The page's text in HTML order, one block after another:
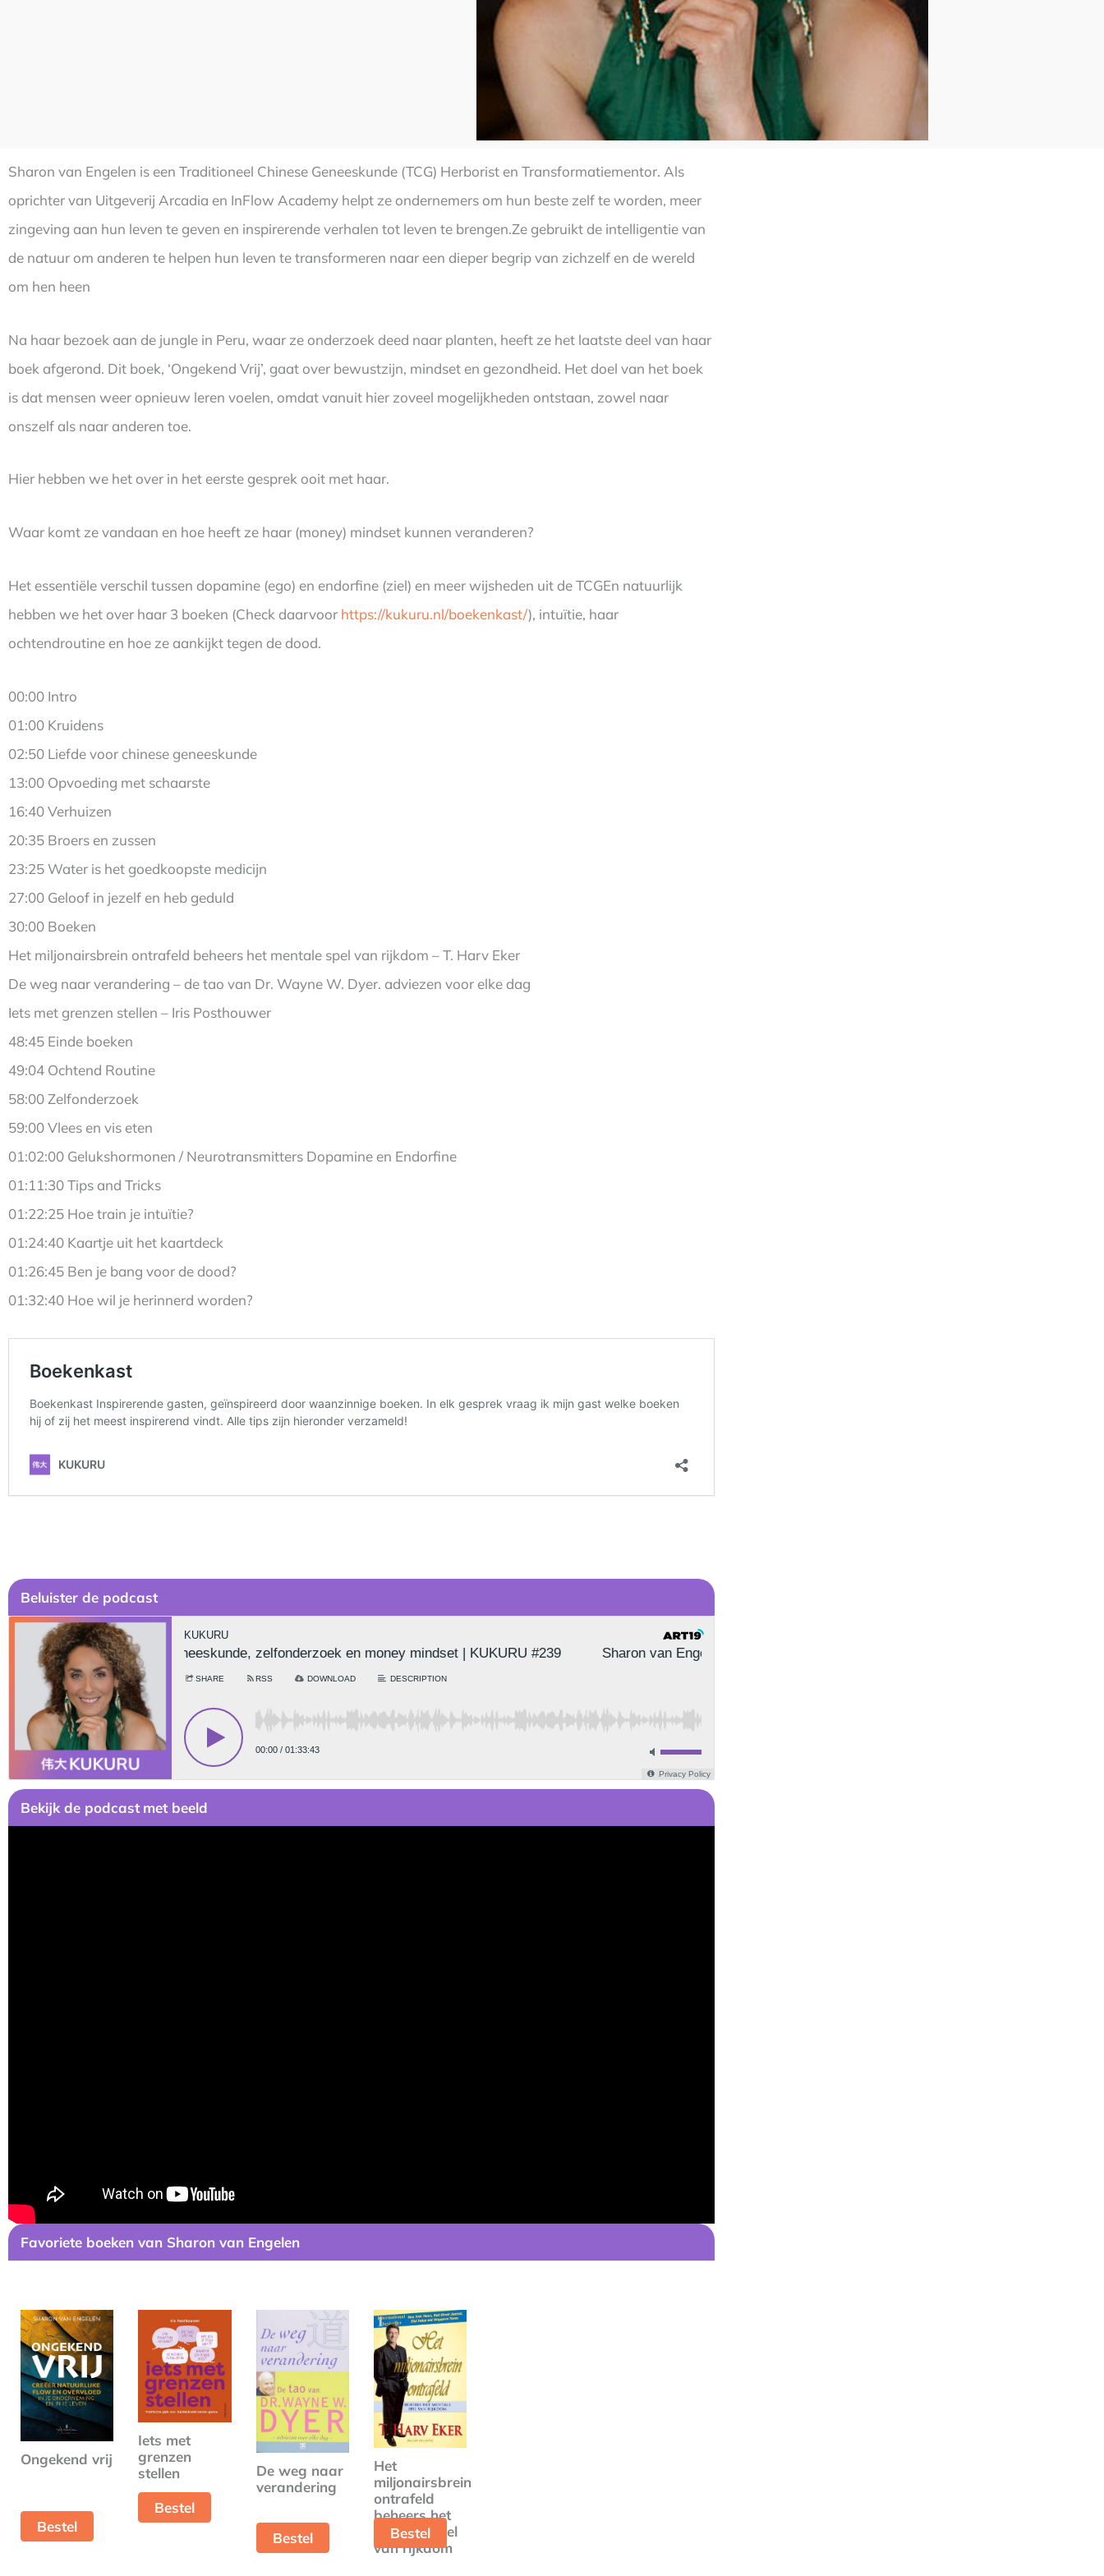
Sharon van Engelen is een Traditioneel Chinese Geneeskunde (TCG) Herborist en Transformatiementor. Als
oprichter van Uitgeverij Arcadia en InFlow Academy helpt ze ondernemers om hun beste zelf te worden, meer
zingeving aan hun leven te geven en inspirerende verhalen tot leven te brengen.Ze gebruikt de intelligentie van
de natuur om anderen te helpen hun leven te transformeren naar een dieper begrip van zichzelf en de wereld
om hen heen
Na haar bezoek aan de jungle in Peru, waar ze onderzoek deed naar planten, heeft ze het laatste deel van haar
boek afgerond. Dit boek, ‘Ongekend Vrij’, gaat over bewustzijn, mindset en gezondheid. Het doel van het boek
is dat mensen weer opnieuw leren voelen, omdat vanuit hier zoveel mogelijkheden ontstaan, zowel naar
onszelf als naar anderen toe.
Hier hebben we het over in het eerste gesprek ooit met haar.
Waar komt ze vandaan en hoe heeft ze haar (money) mindset kunnen veranderen?
Het essentiële verschil tussen dopamine (ego) en endorfine (ziel) en meer wijsheden uit de TCGEn natuurlijk
hebben we het over haar 3 boeken (Check daarvoor https://kukuru.nl/boekenkast/), intuïtie, haar
ochtendroutine en hoe ze aankijkt tegen de dood.
00:00 Intro
01:00 Kruidens
02:50 Liefde voor chinese geneeskunde
13:00 Opvoeding met schaarste
16:40 Verhuizen
20:35 Broers en zussen
23:25 Water is het goedkoopste medicijn
27:00 Geloof in jezelf en heb geduld
30:00 Boeken
Het miljonairsbrein ontrafeld beheers het mentale spel van rijkdom – T. Harv Eker
De weg naar verandering – de tao van Dr. Wayne W. Dyer. adviezen voor elke dag
Iets met grenzen stellen – Iris Posthouwer
48:45 Einde boeken
49:04 Ochtend Routine
58:00 Zelfonderzoek
59:00 Vlees en vis eten
01:02:00 Gelukshormonen / Neurotransmitters Dopamine en Endorfine
01:11:30 Tips and Tricks
01:22:25 Hoe train je intuïtie?
01:24:40 Kaartje uit het kaartdeck
01:26:45 Ben je bang voor de dood?
01:32:40 Hoe wil je herinnerd worden?
Beluister de podcast
Bekijkde podcast met beeld
Favoriete boeken van Sharon van Engelen
Ongekend vrij
Bestel
Iets met
grenzen
stellen
Bestel
De weg naar
verandering
Bestel
Het
miljonairsbrein
ontrafeld
beheers het
mentale spel
van rijkdom
Bestel